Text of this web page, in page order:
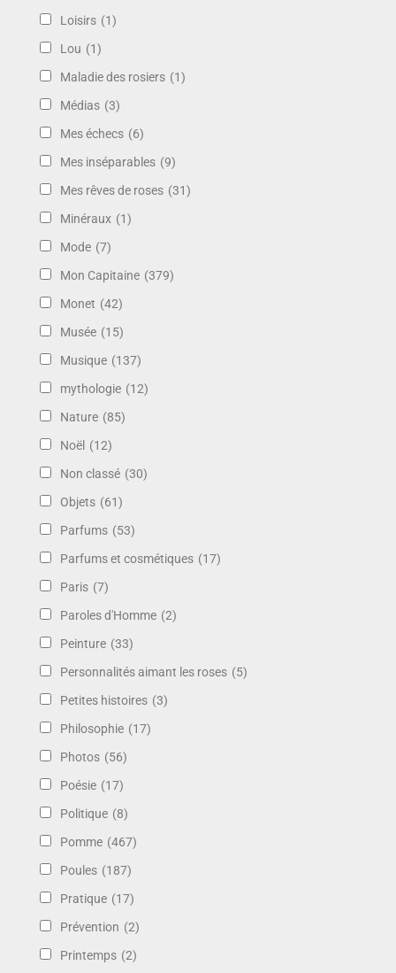
Loisirs (1)
Lou (1)
Maladie des rosiers (1)
Médias (3)
Mes échecs (6)
Mes inséparables (9)
Mes rêves de roses (31)
Minéraux (1)
Mode (7)
Mon Capitaine (379)
Monet (42)
Musée (15)
Musique (137)
mythologie (12)
Nature (85)
Noël (12)
Non classé (30)
Objets (61)
Parfums (53)
Parfums et cosmétiques (17)
Paris (7)
Paroles d'Homme (2)
Peinture (33)
Personnalités aimant les roses (5)
Petites histoires (3)
Philosophie (17)
Photos (56)
Poésie (17)
Politique (8)
Pomme (467)
Poules (187)
Pratique (17)
Prévention (2)
Printemps (2)